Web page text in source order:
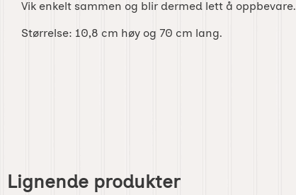
Vik enkelt sammen og blir dermed lett å oppbevare.
Størrelse: 10,8 cm høy og 70 cm lang.
over
lignende
Lignende produkter